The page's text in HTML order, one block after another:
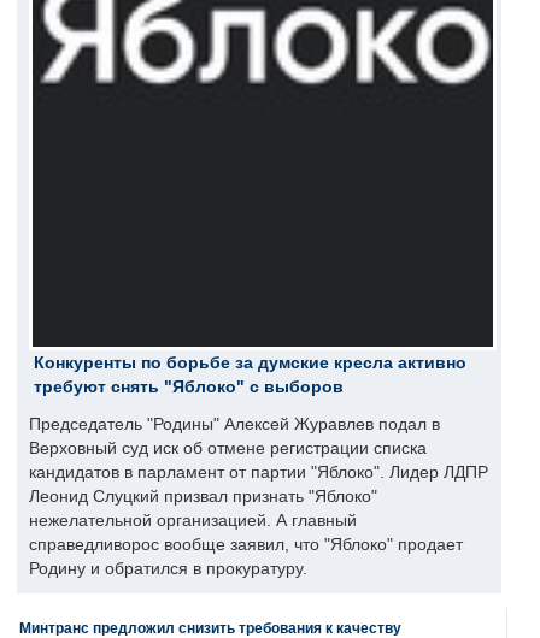
Конкуренты по борьбе за думские кресла активно
требуют снять "Яблоко" с выборов
Председатель "Родины" Алексей Журавлев подал в
Верховный суд иск об отмене регистрации списка
кандидатов в парламент от партии "Яблоко". Лидер ЛДПР
Леонид Слуцкий призвал признать "Яблоко"
нежелательной организацией. А главный
справедливорос вообще заявил, что "Яблоко" продает
Родину и обратился в прокуратуру.
Минтранс предложил снизить требования к качеству